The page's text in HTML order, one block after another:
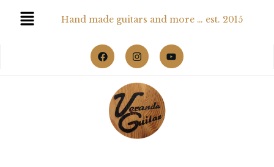
Hand made guitars and more … est. 2015